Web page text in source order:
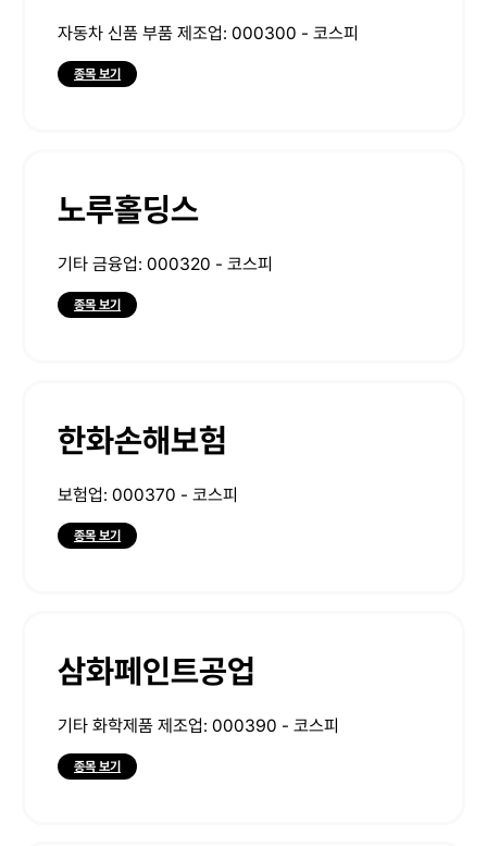
자동차 신품 부품 제조업: 000300 - 코스피
종목 보기
노루홀딩스
기타 금융업: 000320 - 코스피
종목 보기
한화손해보험
보험업: 000370 - 코스피
종목 보기
삼화페인트공업
기타 화학제품 제조업: 000390 - 코스피
종목 보기